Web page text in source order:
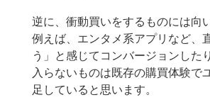
逆に、衝動買いをするものには向
例えば、エンタメ系アプリなど、
う」と感じてコンバージョンした
入らないものは既存の購買体験で
足していると思います。